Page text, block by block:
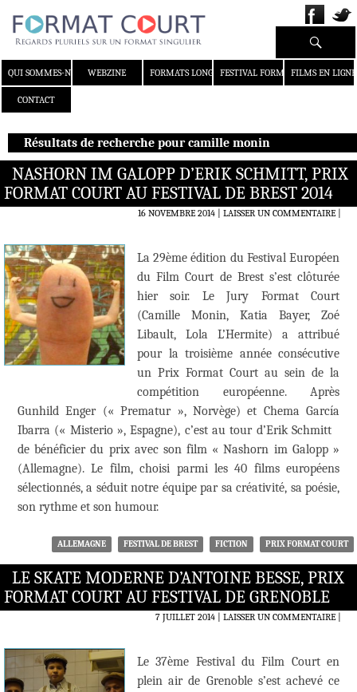
QUI SOMMES-NOUS ?WEBZINE FORMATS LONGS FESTIVAL FORMAT COURT
FILMS EN LIGNE
CONTACT
Recherche
Résultats de recherche pour camille monin
NASHORN IM GALOPP D’ERIK SCHMITT, PRIX
FORMAT COURT AU FESTIVAL DE BREST 2014
16 NOVEMBRE 2014 LAISSER UN COMMENTAIRE|
La 29ème édition du Festival Européen
du Film Court de Brest s’est clôturée
hier soir. Le Jury Format Court
(Camille Monin, Katia Bayer, Zoé
Libault, Lola L’Hermite) a attribué
pour la troisième année consécutive
un Prix Format Court au sein de la
compétition européenne. Après
Gunhild Enger (« Prematur », Norvège) et Chema García
Ibarra (« Misterio », Espagne), c’est au tour d’Erik Schmitt
de bénéficier du prix avec son film « Nashorn im Galopp »
(Allemagne). Le film, choisi parmi les 40 films européens
sélectionnés, a séduit notre équipe par sa créativité, sa poésie,
son rythme et son humour.
ALLEMAGNE FESTIVAL DE BREST FICTION PRIX FORMAT COURT
LE SKATE MODERNE D’ANTOINE BESSE, PRIX
FORMAT COURT AU FESTIVAL DE GRENOBLE
7 JUILLET 2014 LAISSER UN COMMENTAIRE|
Le 37ème Festival du Film Court en
plein air de Grenoble s’est achevé ce